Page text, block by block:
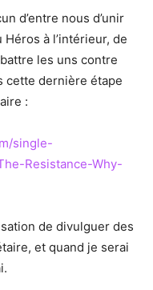
d’entre nous d’unir
à l’intérieur, de
les uns contre
cette dernière étape
:
single-
Resistance-Why-
de divulguer des
et quand je serai